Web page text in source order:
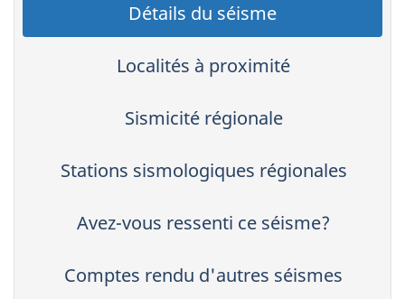
Détails du séisme
Localités à proximité
Sismicité régionale
Stations sismologiques régionales
Avez-vous ressenti ce séisme?
Comptes rendu d'autres séismes